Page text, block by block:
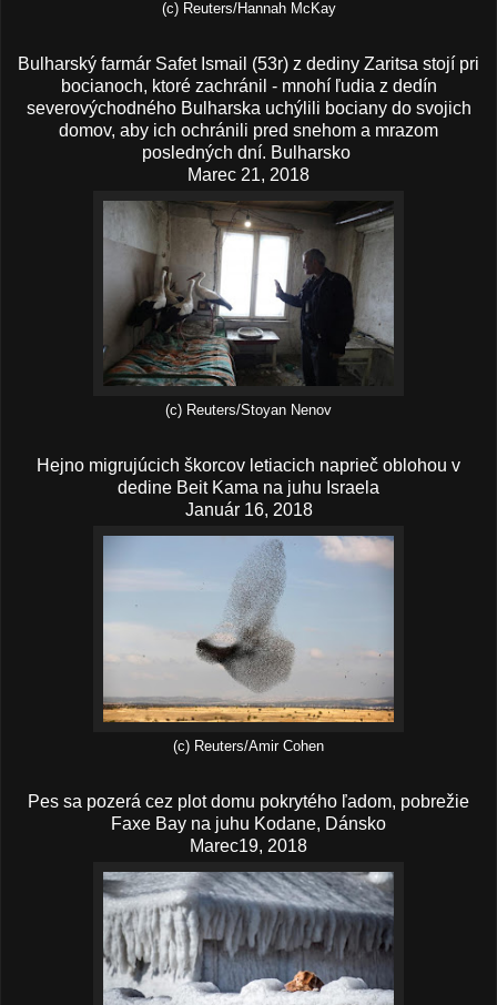
(c) Reuters/Hannah McKay
Bulharský farmár Safet Ismail (53r) z dediny Zaritsa stojí pri
bocianoch, ktoré zachránil - mnohí ľudia z dedín
severovýchodného Bulharska uchýlili bociany do svojich
domov, aby ich ochránili pred snehom a mrazom
posledných dní. Bulharsko
Marec 21, 2018
(c) Reuters/Stoyan Nenov
Hejno migrujúcich škorcov letiacich naprieč oblohou v
dedine Beit Kama na juhu Israela
Január 16, 2018
(c) Reuters/Amir Cohen
Pes sa pozerá cez plot domu pokrytého ľadom, pobrežie
Faxe Bay na juhu Kodane, Dánsko
Marec19, 2018